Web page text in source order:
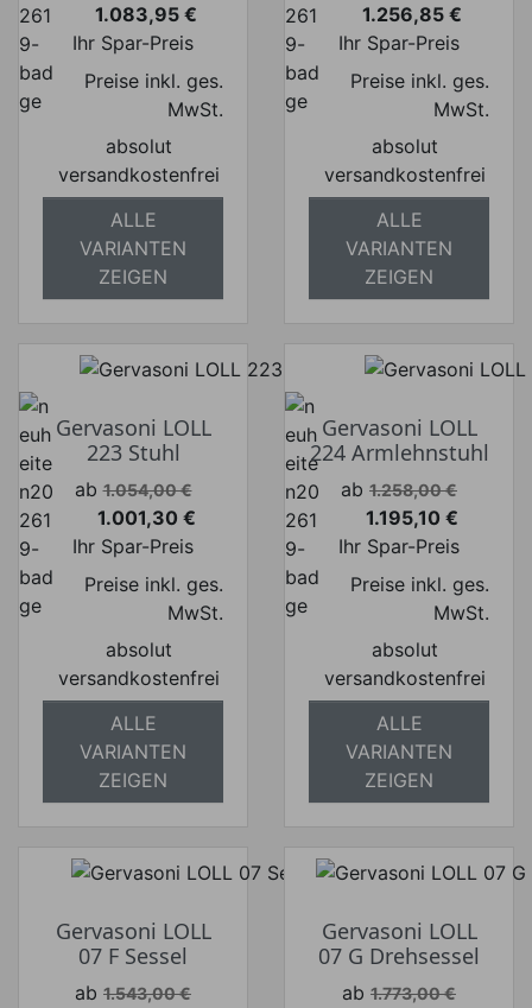
Preis
1.083,95 €
Ihr Spar-Preis
Preise inkl. ges.
MwSt.
absolut
versandkostenfrei
ALLE
VARIANTEN
ZEIGEN
Preis
1.256,85 €
Ihr Spar-Preis
Preise inkl. ges.
MwSt.
absolut
versandkostenfrei
ALLE
VARIANTEN
ZEIGEN
Gervasoni LOLL
223 Stuhl
Verkaufspreis
ab 1.054,00 €
Preis
1.001,30 €
Ihr Spar-Preis
Preise inkl. ges.
MwSt.
absolut
versandkostenfrei
ALLE
VARIANTEN
ZEIGEN
Gervasoni LOLL
224 Armlehnstuhl
Verkaufspreis
ab 1.258,00 €
Preis
1.195,10 €
Ihr Spar-Preis
Preise inkl. ges.
MwSt.
absolut
versandkostenfrei
ALLE
VARIANTEN
ZEIGEN
Gervasoni LOLL
07 F Sessel
Verkaufspreis
ab 1.543,00 €
Gervasoni LOLL
07 G Drehsessel
Verkaufspreis
ab 1.773,00 €